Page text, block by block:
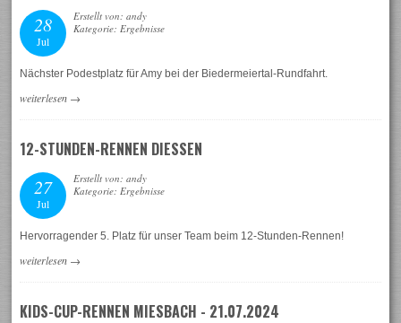
28
Jul
Erstellt von: andy
Kategorie: Ergebnisse
Nächster Podestplatz für Amy bei der Biedermeiertal-Rundfahrt.
weiterlesen →
12-STUNDEN-RENNEN DIESSEN
27
Jul
Erstellt von: andy
Kategorie: Ergebnisse
Hervorragender 5. Platz für unser Team beim 12-Stunden-Rennen!
weiterlesen →
KIDS-CUP-RENNEN MIESBACH - 21.07.2024